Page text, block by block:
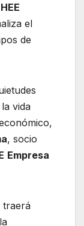
HEE
el
de
vida
, socio
Empresa
traerá